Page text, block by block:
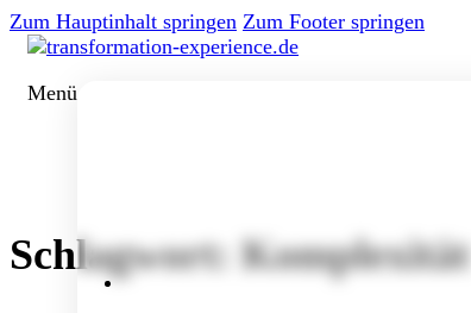
Zum Hauptinhalt springen Zum Footer springen
Menü
Schlagwort: Komplexität